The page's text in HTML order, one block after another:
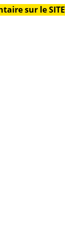
sur le SITE